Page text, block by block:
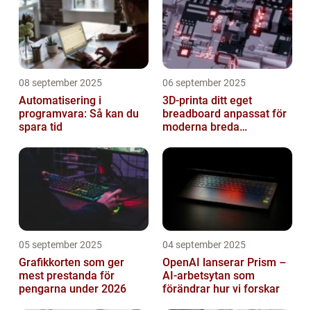
08 september 2025
Automatisering i
programvara: Så kan du
spara tid
06 september 2025
3D-printa ditt eget
breadboard anpassat för
moderna breda
05 september 2025
Grafikkorten som ger
mest prestanda för
pengarna under 2026
04 september 2025
OpenAI lanserar Prism –
AI-arbetsytan som
förändrar hur vi forskar